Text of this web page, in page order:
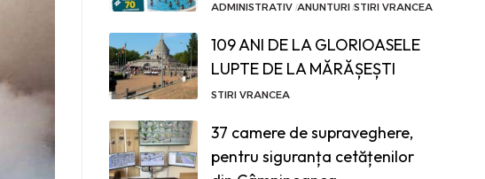
ADMINISTRATIV ANUNTURI STIRI VRANCEA
109 ANI DE LA GLORIOASELE
LUPTE DE LA MĂRĂȘEȘTI
STIRI VRANCEA
37 camere de supraveghere,
pentru siguranța cetățenilor